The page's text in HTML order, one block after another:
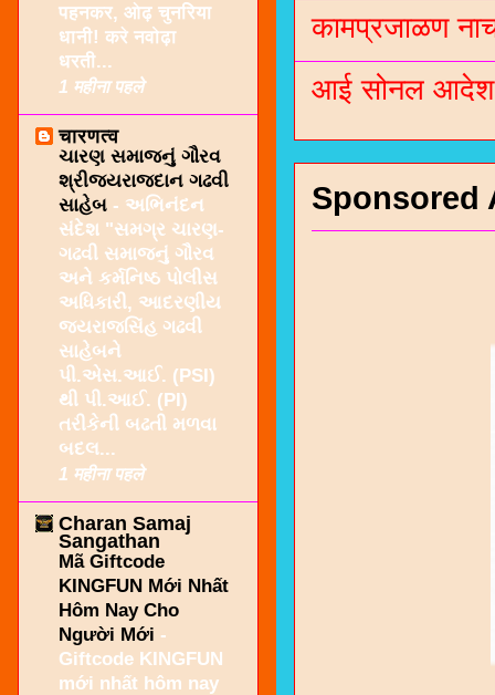
कामप्रजाळण
आई सोनल आदेश
Sponsored
पहनकर, ओढ़ चुनरिया
धानी! करे नवोढ़ा
धरती...
1 महीना पहले
चारणत्व
ચારણ સમાજનું ગૌરવ
શ્રીજયરાજદાન ગઢવી
સાહેબ - અભિનંદન
સંદેશ "સમગ્ર ચારણ-
ગઢવી સમાજનું ગૌરવ
અને કર્મનિષ્ઠ પોલીસ
અધિકારી, આદરણીય
જયરાજસિંહ ગઢવી
સાહેબને
પી.એસ.આઈ. (PSI)
થી પી.આઈ. (PI)
તરીકેની બઢતી મળવા
બદલ...
1 महीना पहले
Charan Samaj
Sangathan
Mã Giftcode
KINGFUN Mới Nhất
Hôm Nay Cho
Người Mới -
Giftcode KINGFUN
mới nhất hôm nay